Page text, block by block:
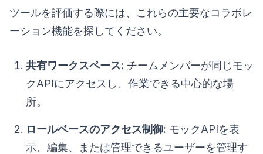
ツールを評価する際には、これらの主要なコラボレ
ーション機能を探してください。
共有ワークスペース: チームメンバーが同じモッ
クAPIにアクセスし、作業できる中心的な場
所。
ロールベースのアクセス制御: モックAPIを表
示、編集、または管理できるユーザーを管理す